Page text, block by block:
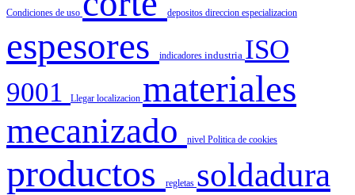
Condiciones de uso depositos direccion especializacion
espesores indicadores industria ISO
9001
Llegar localizacion materiales
mecanizado nivel Politica de cookies
productos regletas soldadura